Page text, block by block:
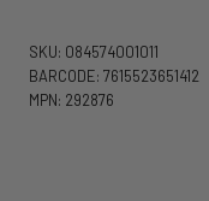
SKU: 084574001011
BARCODE: 7615523651412
MPN: 292876